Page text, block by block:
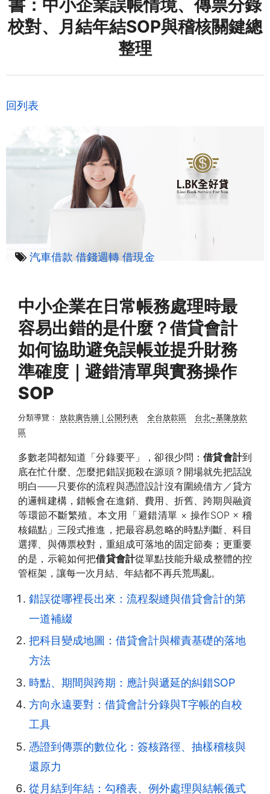
書：中小企業誤帳情境、傳票分錄
校對、月結年結SOP與稽核關鍵總
整理
回列表
汽車借款 借錢週轉 借現金
中小企業在日常帳務處理時最
容易出錯的是什麼？借貸會計
如何協助避免誤帳並提升財務
準確度｜避錯清單與實務操作
SOP
分類導覽： 放款廣告牆｜公開列表 全台放款區
台北~基隆放款
區
多數老闆都知道「分錄要平」，卻很少問：借貸會計到
底在忙什麼、怎麼把錯誤扼殺在源頭？開場就先把話說
明白——只要你的流程與憑證設計沒有圍繞借方／貸方
的邏輯建構，錯帳會在進銷、費用、折舊、跨期與融資
等環節不斷繁殖。本文用「避錯清單 × 操作SOP × 稽
核錨點」三段式推進，把最容易忽略的時點判斷、科目
選擇、與傳票校對，重組成可落地的固定節奏；更重要
的是，示範如何把借貸會計從單點技能升級成整體的控
管框架，讓每一次月結、年結都不再兵荒馬亂。
錯誤從哪裡長出來：流程裂縫與借貸會計的第
一道補綴
把科目變成地圖：借貸會計與權責基礎的落地
方法
時點、期間與跨期：應計與遞延的糾錯SOP
方向永遠要對：借貸會計分錄與T字帳的自校
工具
憑證到傳票的數位化：簽核路徑、抽樣稽核與
還原力
從月結到年結：勾稽表、例外處理與結帳儀式